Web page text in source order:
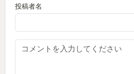
投稿者名